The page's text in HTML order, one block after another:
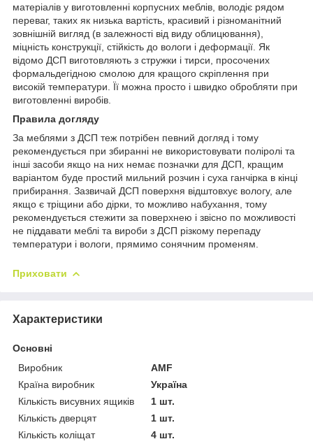
матеріалів у виготовленні корпусних меблів, володіє рядом
переваг, таких як низька вартість, красивий і різноманітний
зовнішній вигляд (в залежності від виду облицювання),
міцність конструкції, стійкість до вологи і деформації. Як
відомо ДСП виготовляють з стружки і тирси, просочених
формальдегідною смолою для кращого скріплення при
високій температури. Її можна просто і швидко обробляти при
виготовленні виробів.
Правила догляду
За меблями з ДСП теж потрібен певний догляд і тому
рекомендується при збиранні не використовувати поліролі та
інші засоби якщо на них немає позначки для ДСП, кращим
варіантом буде простий мильний розчин і суха ганчірка в кінці
прибирання. Зазвичай ДСП поверхня відштовхує вологу, але
якщо є тріщини або дірки, то можливо набухання, тому
рекомендується стежити за поверхнею і звісно по можливості
не піддавати меблі та вироби з ДСП різкому перепаду
температури і вологи, прямимо сонячним променям.
Приховати
Характеристики
Основні
Виробник
AMF
Країна виробник
Україна
Кількість висувних ящиків
1 шт.
Кількість дверцят
1 шт.
Кількість коліщат
4 шт.